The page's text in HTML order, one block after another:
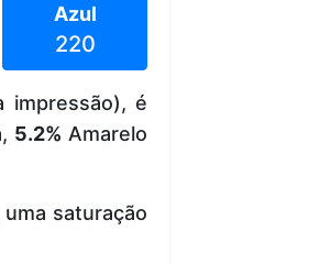
Azul
220
impressão), é
5.2% Amarelo
uma saturação